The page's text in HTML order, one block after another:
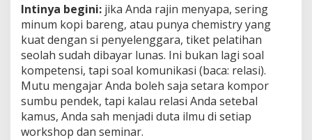
Intinya begini: jika Anda rajin menyapa, sering
minum kopi bareng, atau punya chemistry yang
kuat dengan si penyelenggara, tiket pelatihan
seolah sudah dibayar lunas. Ini bukan lagi soal
kompetensi, tapi soal komunikasi (baca: relasi).
Mutu mengajar Anda boleh saja setara kompor
sumbu pendek, tapi kalau relasi Anda setebal
kamus, Anda sah menjadi duta ilmu di setiap
workshop dan seminar.